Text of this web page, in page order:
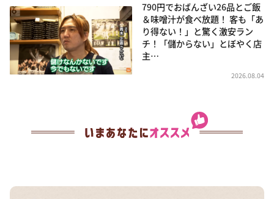
790円でおばんざい26品とご飯
＆味噌汁が食べ放題！ 客も「あ
り得ない！」と驚く激安ラン
チ！「儲からない」とぼやく店
主…
2026.08.04